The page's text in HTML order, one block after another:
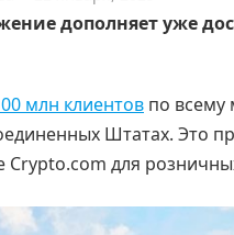
дополняет уже
млн клиентов по всему
Штатах. Это
для